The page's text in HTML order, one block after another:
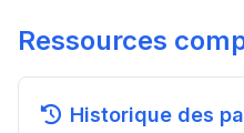
Ressources
Historique des